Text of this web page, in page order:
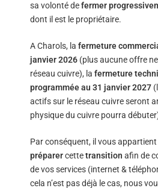
sa volonté defermer
dont il est le propriétaire.
A Charols, la fermeture
janvier 2026 (plus aucune offre
réseau cuivre), la fermeture
programmée au 31 janvier 2027
actifs sur le réseau cuivre seront
physique du cuivre pourra
Par conséquent, il vous appartient
préparercettetransition afin de
de vos services (internet &
cela n’est pas déjà le cas, nous